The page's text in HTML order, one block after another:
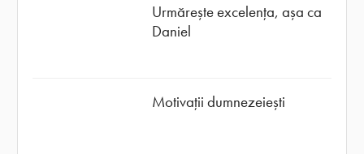
Urmărește excelența, așa ca
Daniel
Motivații dumnezeiești